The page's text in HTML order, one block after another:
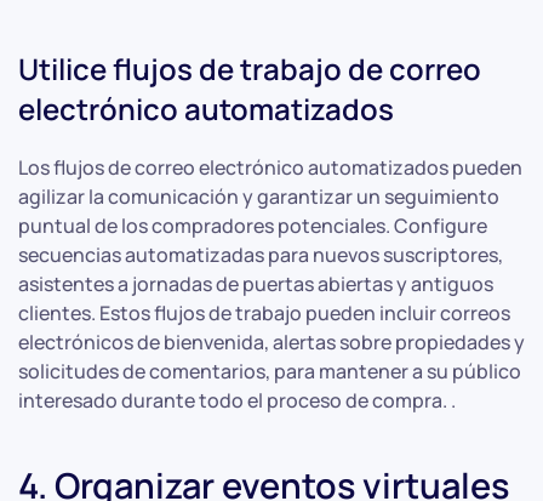
Utilice flujos de trabajo de correo
electrónico automatizados
Los flujos de correo electrónico automatizados pueden
agilizar la comunicación y garantizar un seguimiento
puntual de los compradores potenciales. Configure
secuencias automatizadas para nuevos suscriptores,
asistentes a jornadas de puertas abiertas y antiguos
clientes. Estos flujos de trabajo pueden incluir correos
electrónicos de bienvenida, alertas sobre propiedades y
solicitudes de comentarios, para mantener a su público
interesado durante todo el proceso de compra. .
4. Organizar eventos virtuales